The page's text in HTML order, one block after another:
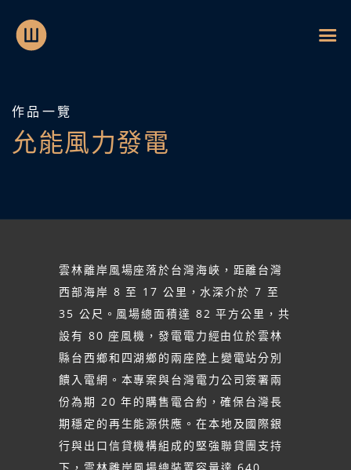
作品一覽
允能風力發電
雲林離岸風場座落於台灣海峽，距離台灣
西部海岸 8 至 17 公里，水深介於 7 至
35 公尺。風場總面積達 82 平方公里，共
設有 80 座風機，發電電力經由位於雲林
縣台西鄉和四湖鄉的兩座陸上變電站分別
饋入電網。本專案與台灣電力公司簽署兩
份為期 20 年的購售電合約，確保台灣長
期穩定的再生能源供應。在本地及國際銀
行與出口信貸機構組成的堅強聯貸團支持